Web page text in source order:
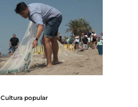
Cultura popular